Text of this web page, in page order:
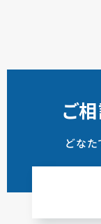
ご
どな